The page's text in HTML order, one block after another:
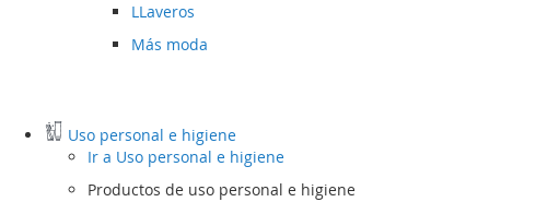
LLaveros
Más moda
Uso personal e higiene
Ir a Uso personal e higiene
Productos de uso personal e higiene